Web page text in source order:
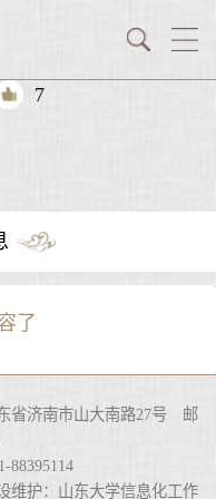
7
了
济南市山大南路27号 邮
88395114
维护：山东大学信息化工作